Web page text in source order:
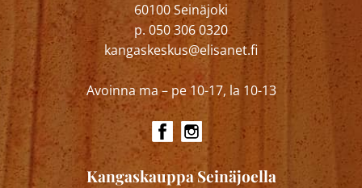
60100 Seinäjoki
p. 050 306 0320
kangaskeskus@elisanet.fi
Avoinna ma – pe 10-17, la 10-13
Kangaskauppa Seinäjoella